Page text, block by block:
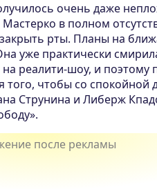
очень даже
в полном
рты. Планы на
уже практически
реалити-шоу, и поэтому
того, чтобы со
Струнина и Либерж